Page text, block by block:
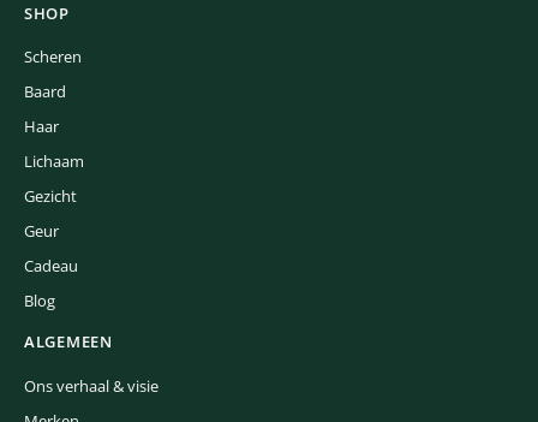
SHOP
Scheren
Baard
Haar
Lichaam
Gezicht
Geur
Cadeau
Blog
ALGEMEEN
Ons verhaal & visie